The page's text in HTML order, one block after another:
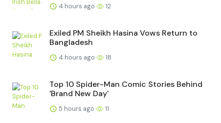
4 hours ago 12
Exiled PM Sheikh Hasina Vows Return to
Bangladesh
4 hours ago 18
Top 10 Spider-Man Comic Stories Behind
'Brand New Day'
5 hours ago 11